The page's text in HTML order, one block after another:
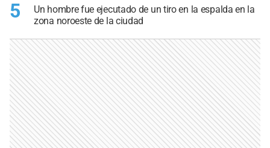
5
Un hombre fue ejecutado de un tiro en la espalda en la
zona noroeste de la ciudad